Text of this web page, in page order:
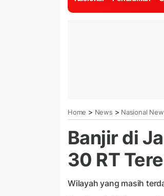
Home > News > Nasional
Banjir di
30 RT
Wilayah yang masih